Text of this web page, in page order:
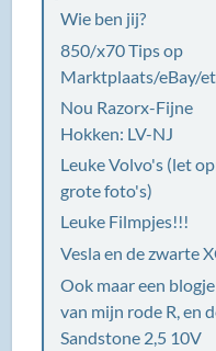
Wie ben jij?
850/x70 Tips op
Marktplaats/eBay/
Nou Razorx-Fijne
Hokken: LV-NJ
Leuke Volvo's (let
grote foto's)
Leuke Filmpjes!!!
Vesla en de zwarte
Ook maar een blogje
van mijn rode R, en
Sandstone 2,5 10V